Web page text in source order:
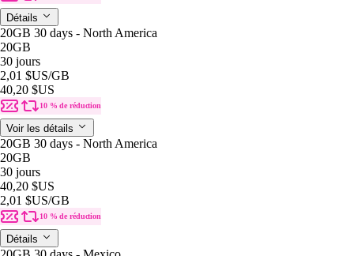
Détails
20GB 30 days - North America
20GB
30 jours
2,01 $US/GB
40,20 $US
10 % de réduction
Voir les détails
20GB 30 days - North America
20GB
30 jours
40,20 $US
2,01 $US/GB
10 % de réduction
Détails